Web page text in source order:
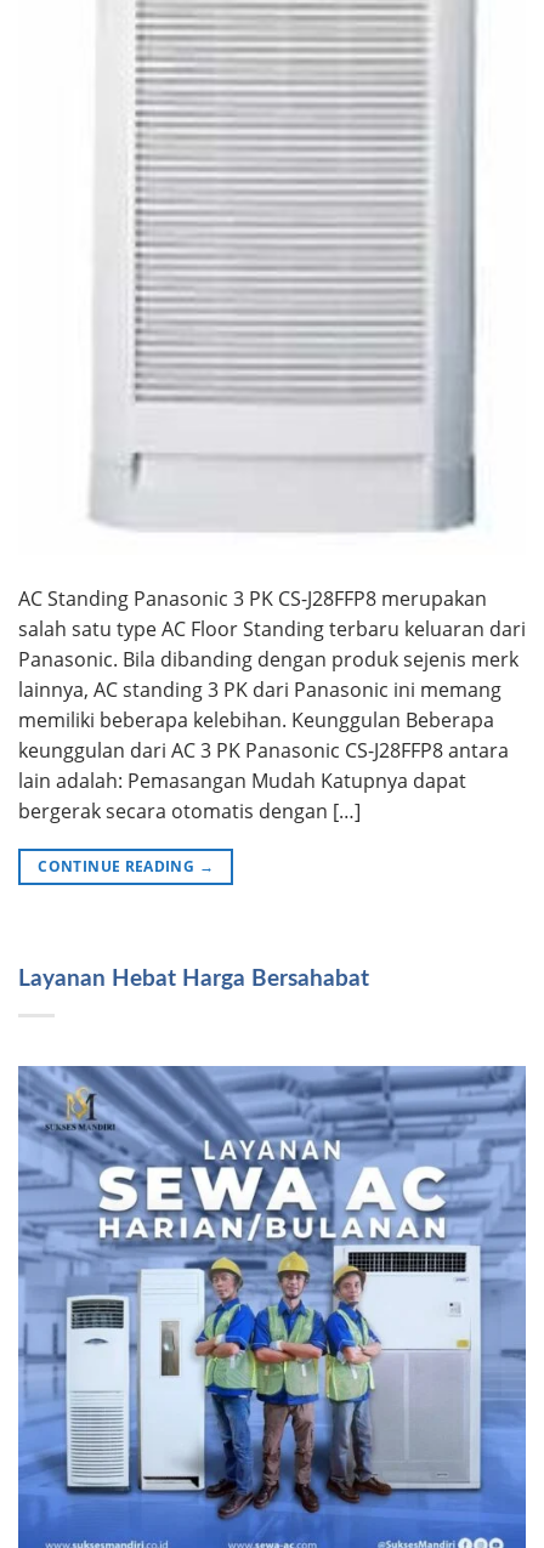
AC Standing Panasonic 3 PK CS-J28FFP8 merupakan
salah satu type AC Floor Standing terbaru keluaran dari
Panasonic. Bila dibanding dengan produk sejenis merk
lainnya, AC standing 3 PK dari Panasonic ini memang
memiliki beberapa kelebihan. Keunggulan Beberapa
keunggulan dari AC 3 PK Panasonic CS-J28FFP8 antara
lain adalah: Pemasangan Mudah Katupnya dapat
bergerak secara otomatis dengan […]
CONTINUE READING →
Layanan Hebat Harga Bersahabat